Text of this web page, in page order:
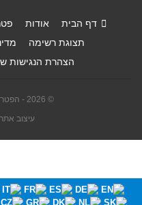
דף הבית אודות
תצוגת רשימה
הצהרת הנגישות
© 2026 - הפטריה. כל הזכויות שמורות.
עיצוב